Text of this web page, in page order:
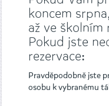
koncem
až ve školním
Pokud jste
rezervace:
Pravděpodobně jste
osobu k vybranému